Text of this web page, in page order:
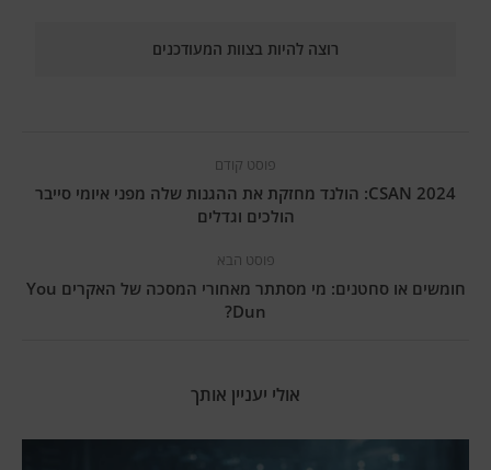
פוסט קודם
CSAN 2024: הולנד מחזקת את ההגנות שלה מפני איומי סייבר
הולכים וגדלים
פוסט הבא
חומשים או סחטנים: מי מסתתר מאחורי המסכה של האקרים You
Dun?
אולי יעניין אותך